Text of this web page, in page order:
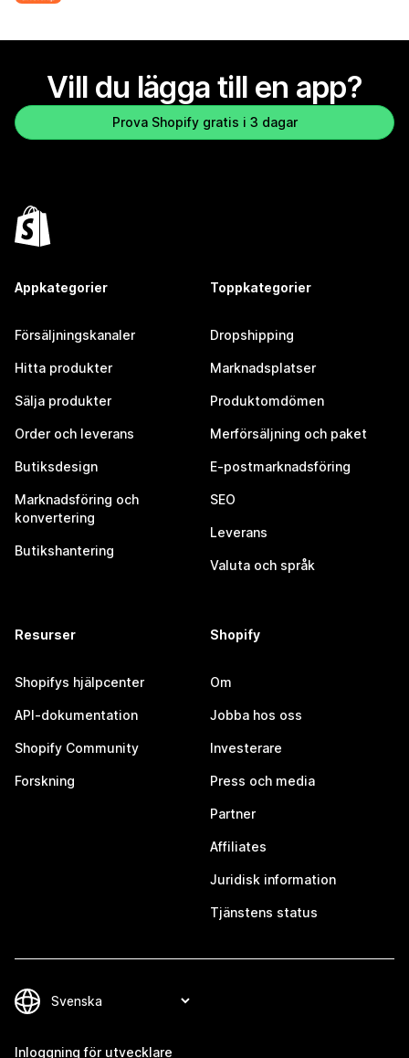
Vill du lägga till en app?
Prova Shopify gratis i 3 dagar
Appkategorier
Försäljningskanaler
Hitta produkter
Sälja produkter
Order och leverans
Butiksdesign
Marknadsföring och
konvertering
Butikshantering
Toppkategorier
Dropshipping
Marknadsplatser
Produktomdömen
Merförsäljning och paket
E-postmarknadsföring
SEO
Leverans
Valuta och språk
Resurser
Shopifys hjälpcenter
API-dokumentation
Shopify Community
Forskning
Shopify
Om
Jobba hos oss
Investerare
Press och media
Partner
Affiliates
Juridisk information
Tjänstens status
Inloggning för utvecklare